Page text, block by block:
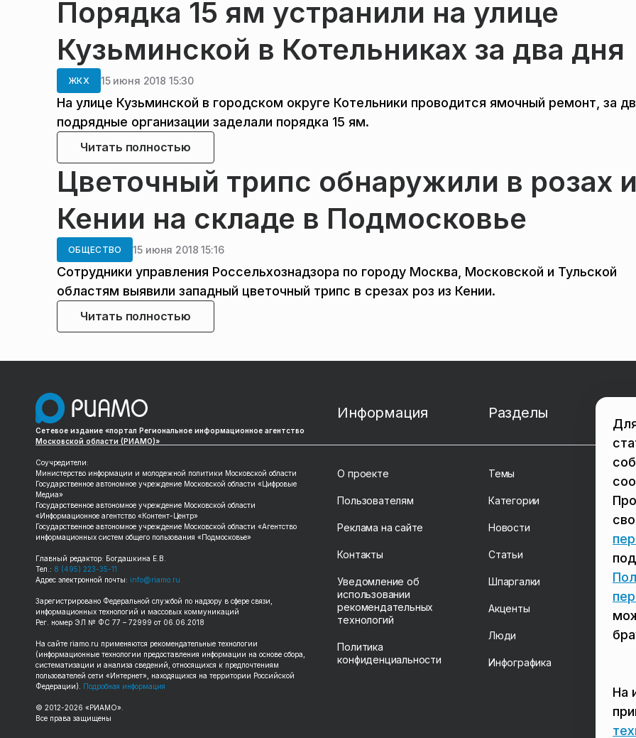
Порядка 15 ям устранили на улице
Кузьминской в Котельниках за два дня
ЖКХ 15 июня 2018 15:30
На улице Кузьминской в городском округе Котельники проводится ямочный ремонт, за
подрядные организации заделали порядка 15 ям.
Читать полностью
Цветочный трипс обнаружили в розах
Кении на складе в Подмосковье
ОБЩЕСТВО 15 июня 2018 15:16
Сотрудники управления Россельхознадзора по городу Москва, Московской и Тульской
областям выявили западный цветочный трипс в срезах роз из Кении.
Читать полностью
Сетевое издание «портал Региональное информационное агентство
Московской области (РИАМО)»
Соучредители:
Министерство информации и молодежной политики Московской области
Государственное автономное учреждение Московской области «Цифровые
Медиа»
Государственное автономное учреждение Московской области
«Информационное агентство «Контент-Центр»
Государственное автономное учреждение Московской области «Агентство
информационных систем общего пользования «Подмосковье»
Главный редактор: Богдашкина Е.В.
Тел.: 8 (495) 223-35-11
Адрес электронной почты: info@riamo.ru
Зарегистрировано Федеральной службой по надзору в сфере связи,
информационных технологий и массовых коммуникаций
Рег. номер ЭЛ № ФС 77 – 72999 от 06.06.2018
На сайте riamo.ru применяются рекомендательные технологии
(информационные технологии предоставления информации на основе сбора,
систематизации и анализа сведений, относящихся к предпочтениям
пользователей сети «Интернет», находящихся на территории Российской
Федерации).
Подробная информация
© 2012-2026 «РИАМО».
Все права защищены
Информация
О проекте
Пользователям
Реклама на сайте
Контакты
Уведомление об
использовании
рекомендательных
технологий
Политика
конфиденциальности
Разделы
Темы
Категории
Новости
Статьи
Шпаргалки
Акценты
Люди
Инфографика
На